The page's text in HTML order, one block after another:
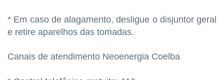
* Em caso de alagamento, desligue o disjuntor geral
e retire aparelhos das tomadas.
Canais de atendimento Neoenergia Coelba